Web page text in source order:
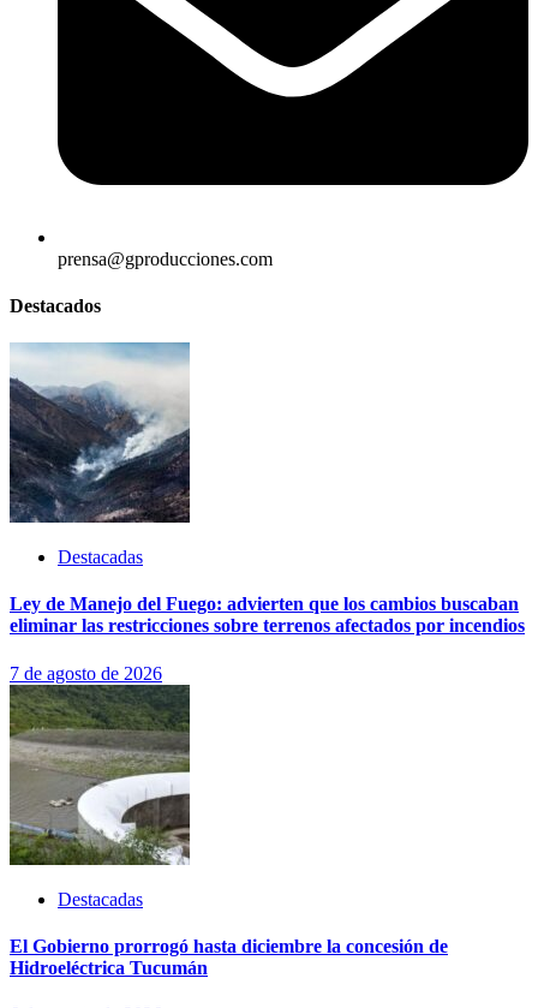
prensa@gproducciones.com
Destacados
Destacadas
Ley de Manejo del Fuego: advierten que los cambios buscaban
eliminar las restricciones sobre terrenos afectados por incendios
7 de agosto de 2026
Destacadas
El Gobierno prorrogó hasta diciembre la concesión de
Hidroeléctrica Tucumán